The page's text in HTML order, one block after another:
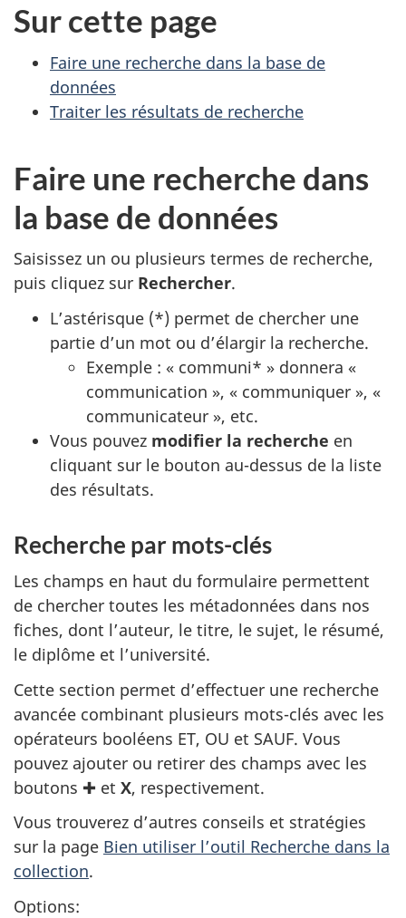
Sur cette page
Faire une recherche dans la base de
données
Traiter les résultats de recherche
Faire une recherche dans
la base de données
Saisissez un ou plusieurs termes de recherche,
puis cliquez sur Rechercher.
L’astérisque (*) permet de chercher une
partie d’un mot ou d’élargir la recherche.
Exemple : « communi* » donnera «
communication », « communiquer », «
communicateur », etc.
Vous pouvez modifier la recherche en
cliquant sur le bouton au-dessus de la liste
des résultats.
Recherche par mots-clés
Les champs en haut du formulaire permettent
de chercher toutes les métadonnées dans nos
fiches, dont l’auteur, le titre, le sujet, le résumé,
le diplôme et l’université.
Cette section permet d’effectuer une recherche
avancée combinant plusieurs mots-clés avec les
opérateurs booléens ET, OU et SAUF. Vous
pouvez ajouter ou retirer des champs avec les
boutons ✚ et X, respectivement.
Vous trouverez d’autres conseils et stratégies
sur la page Bien utiliser l’outil Recherche dans la
collection.
Options: